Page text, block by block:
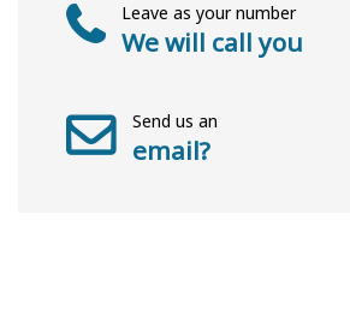
Leave as your number
We will call you
Send us an
email?